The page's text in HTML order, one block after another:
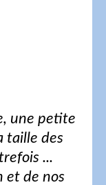
une petite
taille des
...
et de nos